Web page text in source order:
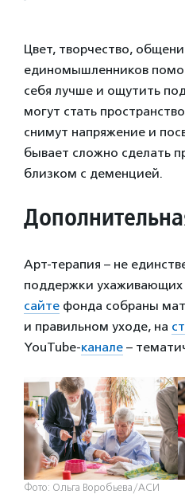
Цвет, творчество,
единомышленников
себя лучше и ощутить
могут стать
снимут напряжение и
бывает сложно сделать
близком с деменцией.
Арт-терапия – не
поддержки ухаживающих
сайте фонда собраны
и правильном уходе, на
YouTube-канале –
Фото: Ольга Воробьева/АСИ